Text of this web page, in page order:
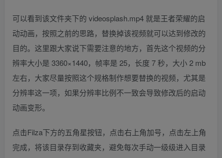
可以看到该文件夹下的 videosplash.mp4 就是王者荣耀的启
动动画，按照之前的思路，替换掉该视频就可以达到修改的
目的。这里跟大家说下需要注意的地方，首先这个视频的分
辨率大小是 3360×1440，帧率是 25，长度 7 秒，大小 2 mb
左右，大家尽量按照这个规格制作想要替换的视频，尤其是
分辨率这一项，如果分辨率比例不一致会导致修改后的启动
动画变形。
点击Filza下方的五角星按钮，点击右上角加号，点击左上角
完成，将该目录存到收藏夹，避免每次手动一级级进入目录